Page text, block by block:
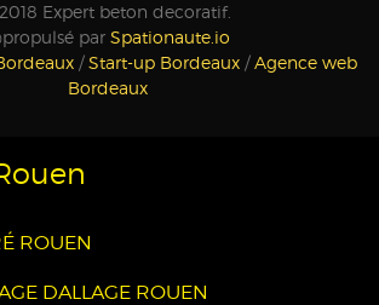
Expert beton decoratif.
par Spationaute.io
/Start-up Bordeaux /Agence web
Bordeaux
ROUEN
DALLAGE ROUEN